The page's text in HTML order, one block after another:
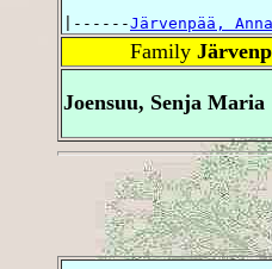
|------Järvenpää,
Family
Joensuu, Senja Maria